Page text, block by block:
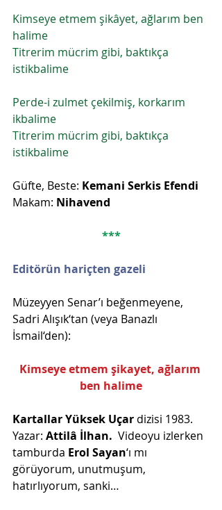
Kimseye etmem şikâyet, ağlarım ben
halime
Titrerim mücrim gibi, baktıkça
istikbalime
Perde-i zulmet çekilmiş, korkarım
ikbalime
Titrerim mücrim gibi, baktıkça
istikbalime
Güfte, Beste: Kemani Serkis Efendi
Makam: Nihavend
***
Editörün hariçten gazeli
Müzeyyen Senar’ı beğenmeyene,
Sadri Alışık‘tan (veya Banazlı
İsmail‘den):
Kimseye etmem şikayet, ağlarım
ben halime
Kartallar Yüksek Uçar dizisi 1983.
Yazar: Attilâ İlhan.
  Videoyu izlerken
tamburda Erol Sayan‘ı mı
görüyorum, unutmuşum,
hatırlıyorum, sanki…